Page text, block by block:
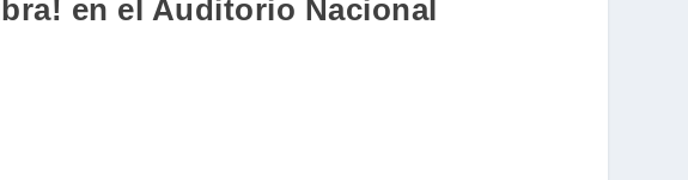
en el Auditorio Nacional